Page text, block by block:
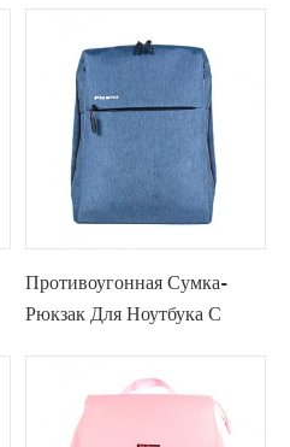
Противоугонная Сумка-
Рюкзак Для Ноутбука С